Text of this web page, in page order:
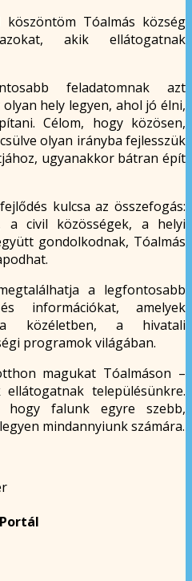
Tóalmás község
akik ellátogatnak
feladatomnak azt
hely legyen, ahol jó élni,
Célom, hogy közösen,
olyan irányba fejlesszük
ugyanakkor bátran épít
kulcsa az összefogás:
a civil közösségek, a helyi
gondolkodnak, Tóalmás
a legfontosabb
információkat, amelyek
közéletben, a hivatali
programok világában.
magukat Tóalmáson –
településünkre.
hogy falunk egyre szebb,
mindannyiunk számára.